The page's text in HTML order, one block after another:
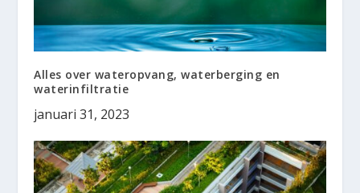
Alles over wateropvang, waterberging en
waterinfiltratie
januari 31, 2023